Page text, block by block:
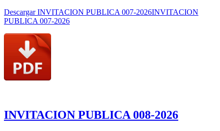
Descargar INVITACION PUBLICA 007-2026INVITACION
PUBLICA 007-2026
INVITACION PUBLICA 008-2026